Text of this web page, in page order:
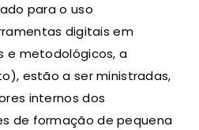
para o uso
digitais em
e metodológicos, a
estão a ser ministradas,
internos dos
de formação de pequena